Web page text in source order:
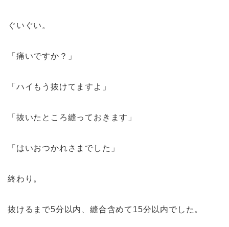
ぐいぐい。
「痛いですか？」
「ハイもう抜けてますよ」
「抜いたところ縫っておきます」
「はいおつかれさまでした」
終わり。
抜けるまで5分以内、縫合含めて15分以内でした。